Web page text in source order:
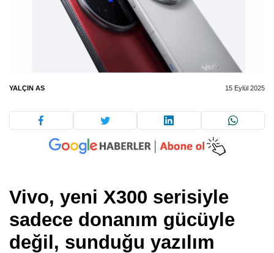
YALÇIN AS 15 Eylül 2025
Vivo, yeni X300 serisiyle
sadece donanım gücüyle
değil, sunduğu yazılım